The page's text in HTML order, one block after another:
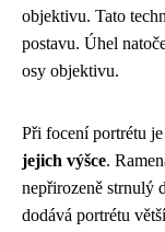
objektivu. Tato
postavu. Úhel
osy objektivu.
Při focení portrétu
jejich výšce.
nepřirozeně strnulý
dodává portrétu